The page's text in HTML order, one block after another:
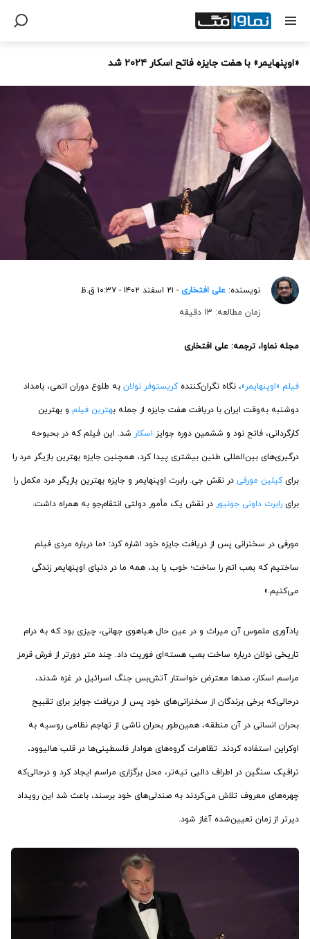
«اوپنهایمر» با هفت جایزه فاتح اسکار ۲۰۲۴ شد
نویسنده: علی افتخاری - ۲۱ اسفند ۱۴۰۲ - ۱۰:۳۷ ق.ظ
زمان مطالعه: 13 دقیقه
مجله نماوا، ترجمه: علی افتخاری
فیلم «اوپنهایمر»، نگاه نگران‌کنندهکریستوفر نولان به طلوع دوران اتمی، بامداد
دوشنبه به‌وقت ایران با دریافت هفت جایزه از جمله بهترین فیلم و بهترین
کارگردانی، فاتح نود و ششمین دوره جوایز اسکار شد. این فیلم که در بحبوحه
درگیری‌های بین‌المللی طنین‌ بیشتری پیدا کرد، همچنین جایزه بهترین بازیگر مرد را
برایکیلین مورفی در نقش جی. رابرت اوپنهایمر و جایزه بهترین بازیگر مرد مکمل را
برای رابرت داونی جونیور در نقش یک مأمور دولتی انتقام‌جو به همراه داشت.
مورفی در سخنرانی پس از دریافت جایزه خود اشاره کرد: «ما درباره مردی فیلم
ساختیم که بمب اتم را ساخت؛ خوب یا بد، همه ما در دنیای اوپنهایمر زندگی
می‌کنیم.»
یادآوری ملموس آن میراث و در عین حال هیاهوی جهانی، چیزی بود که به درام
تاریخی نولان درباره ساخت بمب هسته‌ای فوریت داد. چند متر دورتر از فرش قرمز
مراسم اسکار، صدها معترض خواستار آتش‌بس جنگ اسرائیل در غزه شدند،
درحالی‌که برخی برندگان از سخنرانی‌های خود پس از دریافت جوایز برای تقبیح
بحران انسانی در آن منطقه، همین‌طور بحران ناشی از تهاجم نظامی روسیه به
اوکراین استفاده کردند. تظاهرات گروه‌های هوادار فلسطینی‌ها در قلب هالیوود،
ترافیک سنگین در اطراف دالبی تیه‌تر، محل برگزاری مراسم ایجاد کرد و درحالی‌که
چهره‌های معروف تلاش می‌کردند به صندلی‌های خود برسند، باعث شد این رویداد
دیرتر از زمان تعیین‌شده آغاز شود.